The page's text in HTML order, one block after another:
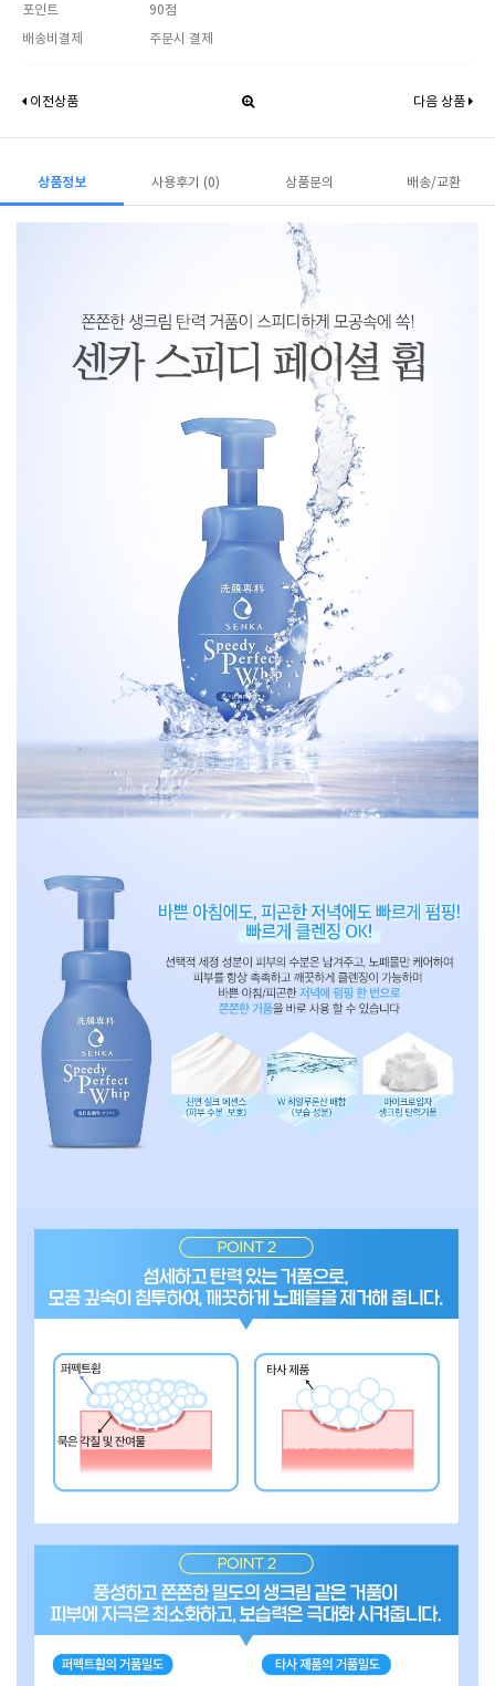
포인트
90점
배송비결제
주문시 결제
이전상품 다음 상품
상품정보 사용후기 (0) 상품문의 배송/교환